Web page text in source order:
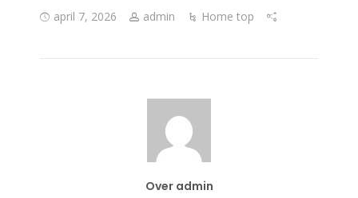
april 7, 2026 admin Home top
Over admin